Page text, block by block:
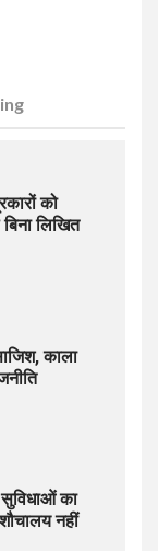
को
लिखित
काला
सुविधाओं का
नहीं